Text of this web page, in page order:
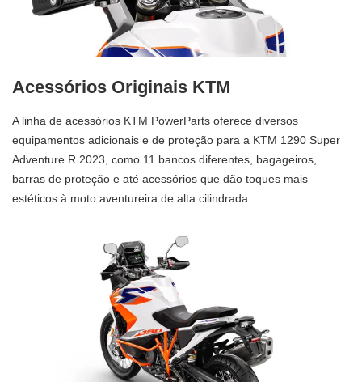
Acessórios Originais KTM
A linha de acessórios KTM PowerParts oferece diversos
equipamentos adicionais e de proteção para a KTM 1290 Super
Adventure R 2023, como 11 bancos diferentes, bagageiros,
barras de proteção e até acessórios que dão toques mais
estéticos à moto aventureira de alta cilindrada.